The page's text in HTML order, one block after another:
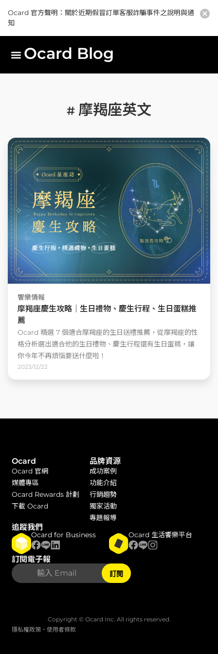
Ocard 官方聲明：關於近期假冒訂單客服詐騙事件之說明與通
知
Ocard Blog
# 摩羯座英文
饗樂情報
摩羯座慶生攻略｜生日禮物、慶生行程、生日蛋糕推
薦
Ocard 精選 7 個適合摩羯座的生日送禮推薦，從摩羯座的性
格分析選出適合他的生日禮物、慶生行程還有生日蛋糕，讓
你今年不再煩惱要送什麼啦！
2023/12/22
Ocard
Ocard 官網
媒體專區
Ocard Rewards 計劃
下載 Ocard
品牌資源
成功案例
功能介紹
行銷趨勢
獨家活動
專題報導
追蹤我們
Ocard for Business Ocard 生活饗樂平台
訂閱電子報
訂閱
Copyright © Ocard Inc. All rights reserved.
隱私權政策 ・ 使用者條款